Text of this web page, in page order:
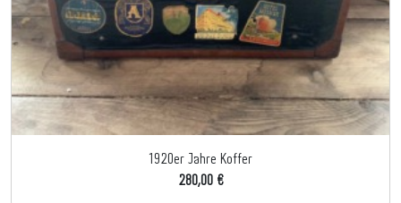
1920er Jahre Koffer
280,00 €